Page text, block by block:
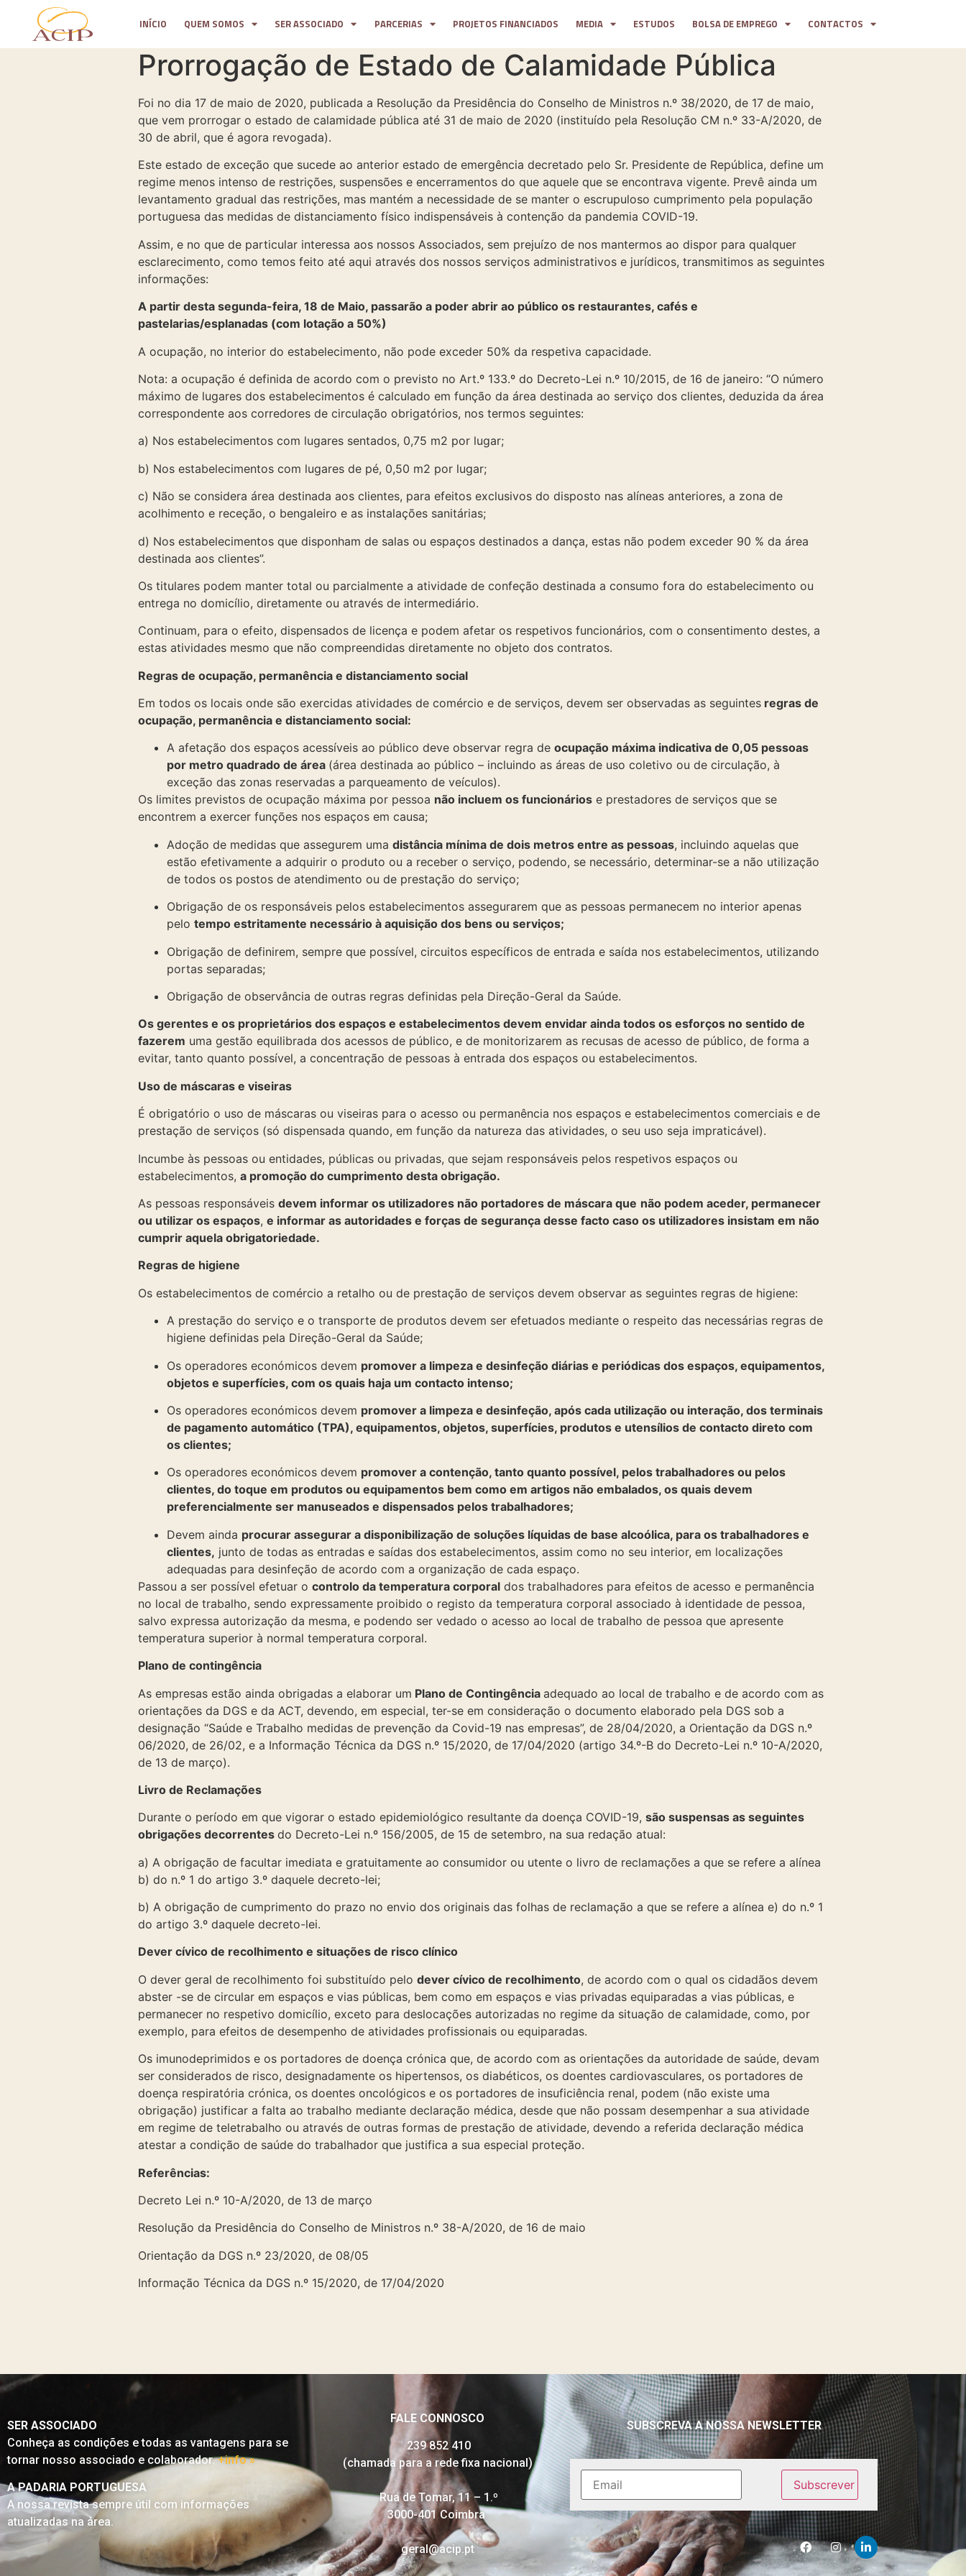
INÍCIO QUEM SOMOS SER ASSOCIADO PARCERIAS PROJETOS FINANCIADOS MEDIA ESTUDOS BOLSA DE EMPREGO CONTACTOS
Prorrogação de Estado de Calamidade Pública
Foi no dia 17 de maio de 2020, publicada a Resolução da Presidência do Conselho de Ministros n.º 38/2020, de 17 de maio,
que vem prorrogar o estado de calamidade pública até 31 de maio de 2020 (instituído pela Resolução CM n.º 33-A/2020, de
30 de abril, que é agora revogada).
Este estado de exceção que sucede ao anterior estado de emergência decretado pelo Sr. Presidente de República, define um
regime menos intenso de restrições, suspensões e encerramentos do que aquele que se encontrava vigente. Prevê ainda um
levantamento gradual das restrições, mas mantém a necessidade de se manter o escrupuloso cumprimento pela população
portuguesa das medidas de distanciamento físico indispensáveis à contenção da pandemia COVID-19.
Assim, e no que de particular interessa aos nossos Associados, sem prejuízo de nos mantermos ao dispor para qualquer
esclarecimento, como temos feito até aqui através dos nossos serviços administrativos e jurídicos, transmitimos as seguintes
informações:
A partir desta segunda-feira, 18 de Maio, passarão a poder abrir ao público os restaurantes, cafés e
pastelarias/esplanadas (com lotação a 50%)
A ocupação, no interior do estabelecimento, não pode exceder 50% da respetiva capacidade.
Nota: a ocupação é definida de acordo com o previsto no Art.º 133.º do Decreto-Lei n.º 10/2015, de 16 de janeiro: “O número
máximo de lugares dos estabelecimentos é calculado em função da área destinada ao serviço dos clientes, deduzida da área
correspondente aos corredores de circulação obrigatórios, nos termos seguintes:
a) Nos estabelecimentos com lugares sentados, 0,75 m2 por lugar;
b) Nos estabelecimentos com lugares de pé, 0,50 m2 por lugar;
c) Não se considera área destinada aos clientes, para efeitos exclusivos do disposto nas alíneas anteriores, a zona de
acolhimento e receção, o bengaleiro e as instalações sanitárias;
d) Nos estabelecimentos que disponham de salas ou espaços destinados a dança, estas não podem exceder 90 % da área
destinada aos clientes”.
Os titulares podem manter total ou parcialmente a atividade de confeção destinada a consumo fora do estabelecimento ou
entrega no domicílio, diretamente ou através de intermediário.
Continuam, para o efeito, dispensados de licença e podem afetar os respetivos funcionários, com o consentimento destes, a
estas atividades mesmo que não compreendidas diretamente no objeto dos contratos.
Regras de ocupação, permanência e distanciamento social
Em todos os locais onde são exercidas atividades de comércio e de serviços, devem ser observadas as seguintes regras de
ocupação, permanência e distanciamento social:
A afetação dos espaços acessíveis ao público deve observar regra de ocupação máxima indicativa de 0,05 pessoas
por metro quadrado de área (área destinada ao público – incluindo as áreas de uso coletivo ou de circulação, à
exceção das zonas reservadas a parqueamento de veículos).
Os limites previstos de ocupação máxima por pessoa não incluem os funcionários e prestadores de serviços que se
encontrem a exercer funções nos espaços em causa;
Adoção de medidas que assegurem uma distância mínima de dois metros entre as pessoas, incluindo aquelas que
estão efetivamente a adquirir o produto ou a receber o serviço, podendo, se necessário, determinar-se a não utilização
de todos os postos de atendimento ou de prestação do serviço;
Obrigação de os responsáveis pelos estabelecimentos assegurarem que as pessoas permanecem no interior apenas
pelo tempo estritamente necessário à aquisição dos bens ou serviços;
Obrigação de definirem, sempre que possível, circuitos específicos de entrada e saída nos estabelecimentos, utilizando
portas separadas;
Obrigação de observância de outras regras definidas pela Direção-Geral da Saúde.
Os gerentes e os proprietários dos espaços e estabelecimentos devem envidar ainda todos os esforços no sentido de
fazerem uma gestão equilibrada dos acessos de público, e de monitorizarem as recusas de acesso de público, de forma a
evitar, tanto quanto possível, a concentração de pessoas à entrada dos espaços ou estabelecimentos.
Uso de máscaras e viseiras
É obrigatório o uso de máscaras ou viseiras para o acesso ou permanência nos espaços e estabelecimentos comerciais e de
prestação de serviços (só dispensada quando, em função da natureza das atividades, o seu uso seja impraticável).
Incumbe às pessoas ou entidades, públicas ou privadas, que sejam responsáveis pelos respetivos espaços ou
estabelecimentos, a promoção do cumprimento desta obrigação.
As pessoas responsáveis devem informar os utilizadores não portadores de máscara que não podem aceder, permanecer
ou utilizar os espaços, e informar as autoridades e forças de segurança desse facto caso os utilizadores insistam em não
cumprir aquela obrigatoriedade.
Regras de higiene
Os estabelecimentos de comércio a retalho ou de prestação de serviços devem observar as seguintes regras de higiene:
A prestação do serviço e o transporte de produtos devem ser efetuados mediante o respeito das necessárias regras de
higiene definidas pela Direção-Geral da Saúde;
Os operadores económicos devem promover a limpeza e desinfeção diárias e periódicas dos espaços, equipamentos,
objetos e superfícies, com os quais haja um contacto intenso;
Os operadores económicos devem promover a limpeza e desinfeção, após cada utilização ou interação, dos terminais
de pagamento automático (TPA), equipamentos, objetos, superfícies, produtos e utensílios de contacto direto com
os clientes;
Os operadores económicos devem promover a contenção, tanto quanto possível, pelos trabalhadores ou pelos
clientes, do toque em produtos ou equipamentos bem como em artigos não embalados, os quais devem
preferencialmente ser manuseados e dispensados pelos trabalhadores;
Devem ainda procurar assegurar a disponibilização de soluções líquidas de base alcoólica, para os trabalhadores e
clientes, junto de todas as entradas e saídas dos estabelecimentos, assim como no seu interior, em localizações
adequadas para desinfeção de acordo com a organização de cada espaço.
Passou a ser possível efetuar o controlo da temperatura corporal dos trabalhadores para efeitos de acesso e permanência
no local de trabalho, sendo expressamente proibido o registo da temperatura corporal associado à identidade de pessoa,
salvo expressa autorização da mesma, e podendo ser vedado o acesso ao local de trabalho de pessoa que apresente
temperatura superior à normal temperatura corporal.
Plano de contingência
As empresas estão ainda obrigadas a elaborar um Plano de Contingência adequado ao local de trabalho e de acordo com as
orientações da DGS e da ACT, devendo, em especial, ter-se em consideração o documento elaborado pela DGS sob a
designação “Saúde e Trabalho medidas de prevenção da Covid-19 nas empresas”, de 28/04/2020, a Orientação da DGS n.º
06/2020, de 26/02, e a Informação Técnica da DGS n.º 15/2020, de 17/04/2020 (artigo 34.º-B do Decreto-Lei n.º 10-A/2020,
de 13 de março).
Livro de Reclamações
Durante o período em que vigorar o estado epidemiológico resultante da doença COVID-19, são suspensas as seguintes
obrigações decorrentes do Decreto-Lei n.º 156/2005, de 15 de setembro, na sua redação atual:
a) A obrigação de facultar imediata e gratuitamente ao consumidor ou utente o livro de reclamações a que se refere a alínea
b) do n.º 1 do artigo 3.º daquele decreto-lei;
b) A obrigação de cumprimento do prazo no envio dos originais das folhas de reclamação a que se refere a alínea e) do n.º 1
do artigo 3.º daquele decreto-lei.
Dever cívico de recolhimento e situações de risco clínico
O dever geral de recolhimento foi substituído pelo dever cívico de recolhimento, de acordo com o qual os cidadãos devem
abster -se de circular em espaços e vias públicas, bem como em espaços e vias privadas equiparadas a vias públicas, e
permanecer no respetivo domicílio, exceto para deslocações autorizadas no regime da situação de calamidade, como, por
exemplo, para efeitos de desempenho de atividades profissionais ou equiparadas.
Os imunodeprimidos e os portadores de doença crónica que, de acordo com as orientações da autoridade de saúde, devam
ser considerados de risco, designadamente os hipertensos, os diabéticos, os doentes cardiovasculares, os portadores de
doença respiratória crónica, os doentes oncológicos e os portadores de insuficiência renal, podem (não existe uma
obrigação) justificar a falta ao trabalho mediante declaração médica, desde que não possam desempenhar a sua atividade
em regime de teletrabalho ou através de outras formas de prestação de atividade, devendo a referida declaração médica
atestar a condição de saúde do trabalhador que justifica a sua especial proteção.
Referências:
Decreto Lei n.º 10-A/2020, de 13 de março
Resolução da Presidência do Conselho de Ministros n.º 38-A/2020, de 16 de maio
Orientação da DGS n.º 23/2020, de 08/05
Informação Técnica da DGS n.º 15/2020, de 17/04/2020
SER ASSOCIADO
Conheça as condições e todas as vantagens para se
tornar nosso associado e colaborador.+info »
A PADARIA PORTUGUESA
A nossa revista sempre útil com informações
atualizadas na área.
FALE CONNOSCO
239 852 410
(chamada para a rede fixa nacional)
Rua de Tomar, 11 – 1.º
3000-401 Coimbra
geral@acip.pt
SUBSCREVA A NOSSA NEWSLETTER